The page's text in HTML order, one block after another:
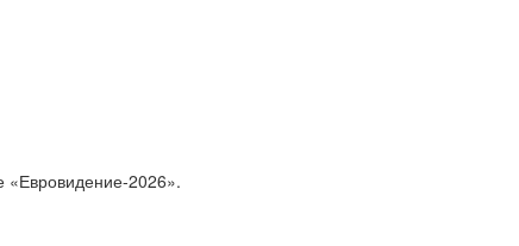
«Евровидение-2026».